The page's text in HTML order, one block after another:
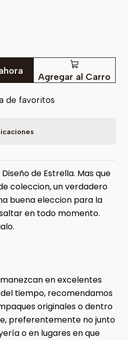
Agregar al Carro
de favoritos
de Estrella. Mas que
coleccion, un verdadero
buena eleccion para la
en todo momento.
en excelentes
tiempo, recomendamos
originales o dentro
preferentemente no junto
o en lugares en que